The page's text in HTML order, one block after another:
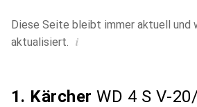
Diese Seite bleibt immer aktuell und
aktualisiert. i
1. Kärcher WD 4 S V-